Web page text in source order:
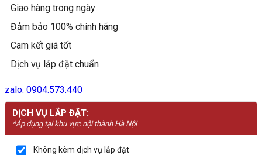
36007
số
lượng
Giao hàng trong ngày
Đảm bảo 100% chính hãng
Cam kết giá tốt
Dịch vụ lắp đặt chuẩn
zalo: 0904.573.440
DỊCH VỤ LẮP ĐẶT:
*Áp dụng tại khu vực nội thành Hà Nội
Không kèm dịch vụ lắp đặt